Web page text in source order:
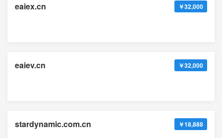
eaiex.cn ￥32,000
eaiev.cn ￥32,000
stardynamic.com.cn ￥18,888